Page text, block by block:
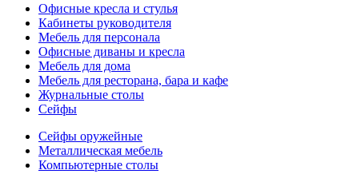
Офисные кресла и стулья
Кабинеты руководителя
Мебель для персонала
Офисные диваны и кресла
Мебель для дома
Мебель для ресторана, бара и кафе
Журнальные столы
Сейфы
Сейфы оружейные
Металлическая мебель
Компьютерные столы